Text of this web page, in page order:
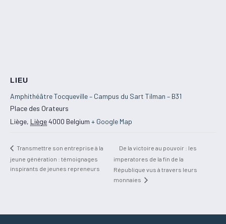
LIEU
Amphithéâtre Tocqueville – Campus du Sart Tilman – B31
Place des Orateurs
Liège, Liège4000 Belgium + Google Map
Transmettre son entreprise à la
jeune génération : témoignages
inspirants de jeunes repreneurs
De la victoire au pouvoir : les
imperatores de la fin de la
République vus à travers leurs
monnaies